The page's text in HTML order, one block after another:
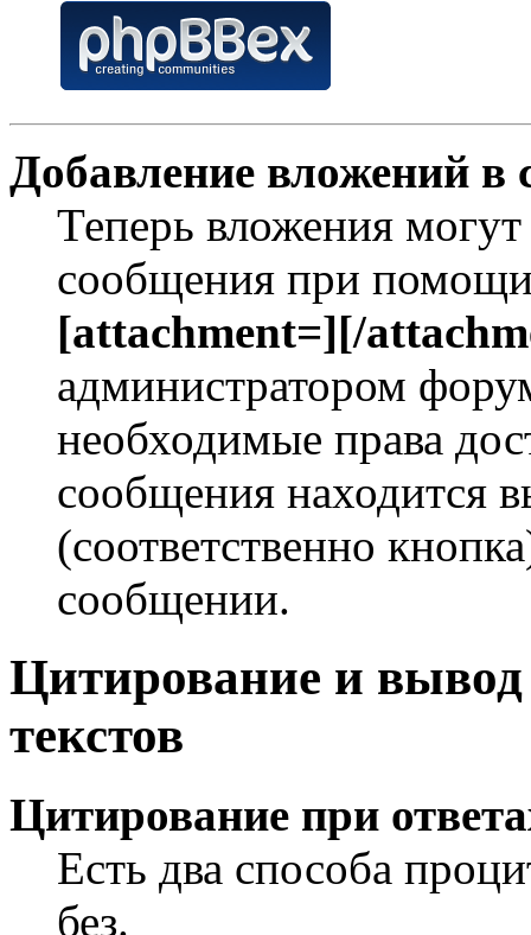
Добавление вложений в
Теперь вложения
сообщения при помощи
[attachment=][/
администратором
необходимые права
сообщения находится
(соответственно
сообщении.
Цитирование и
текстов
Цитирование при
Есть два способа
без.